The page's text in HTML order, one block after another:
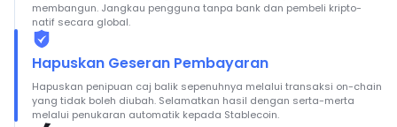
membangun. Jangkau pengguna tanpa bank dan pembeli kripto-
natif secara global.
Hapuskan Geseran Pembayaran
Hapuskan penipuan caj balik sepenuhnya melalui transaksi on-chain
yang tidak boleh diubah. Selamatkan hasil dengan serta-merta
melalui penukaran automatik kepada Stablecoin.